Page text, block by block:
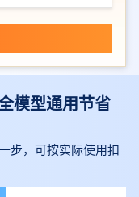
模型通用节省
步，可按实际使用扣